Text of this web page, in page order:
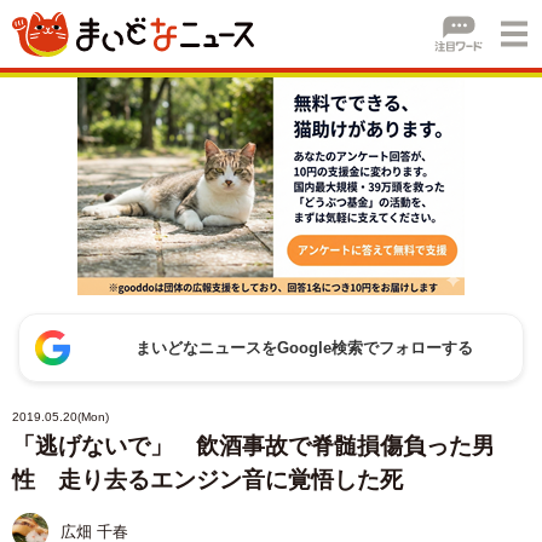
まいどなニュースをGoogle検索でフォローする
2019.05.20(Mon)
「逃げないで」 飲酒事故で脊髄損傷負った男
性 走り去るエンジン音に覚悟した死
広畑 千春